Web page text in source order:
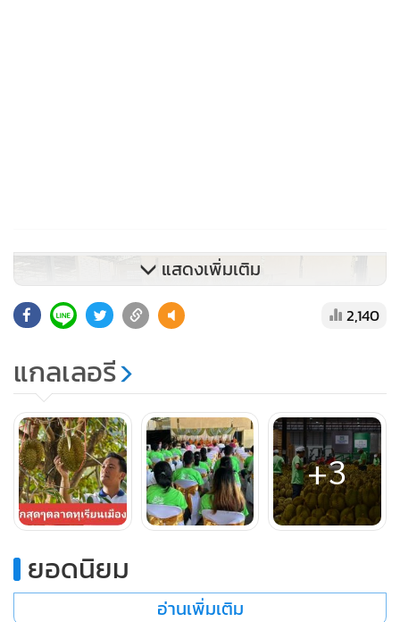
ทั้งนี้ บริษัท แพลททินัม ฟรุ๊ต จำกัด มีตลาดส่งออกผลไม้ซึ่งเป็น
4-Best exotic Fruits of Thailand ได้แก่ ทุเรียน ลำไย มังคุด
และมะพร้าว ไปในตลาดต่างประเทศทั้งเอเชียและยุโรป เฉลี่ย
กว่า 18,000 ตันต่อปี สร้างมูลค่าการค้ารวมมากกว่า 5,000 ล้าน
บาท (พ.ศ.2565) และยังสมารถเชื่อมโยงธุรกิจการส่งออกผลไม้
แสดงเพิ่มเติม
2,140
แกลเลอรี
+3
ยอดนิยม
อ่านเพิ่มเติม